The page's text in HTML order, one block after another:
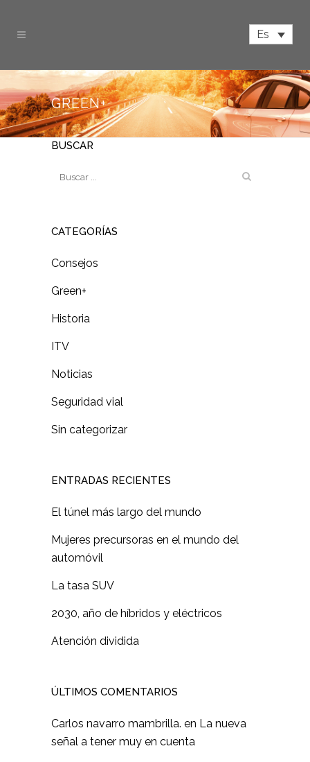
Es
GREEN+
BUSCAR
CATEGORÍAS
Consejos
Green+
Historia
ITV
Noticias
Seguridad vial
Sin categorizar
ENTRADAS RECIENTES
El túnel más largo del mundo
Mujeres precursoras en el mundo del
automóvil
La tasa SUV
2030, año de híbridos y eléctricos
Atención dividida
ÚLTIMOS COMENTARIOS
Carlos navarro mambrilla. en La nueva
señal a tener muy en cuenta